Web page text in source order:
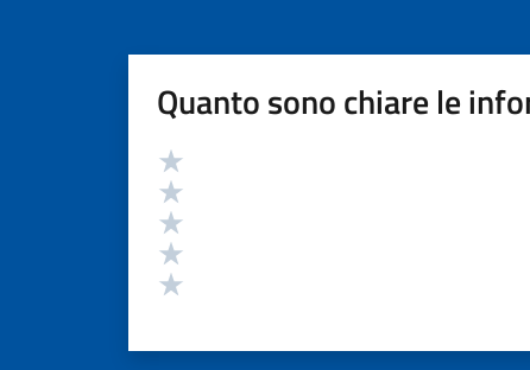
Quanto sono chiare le
Valutazione